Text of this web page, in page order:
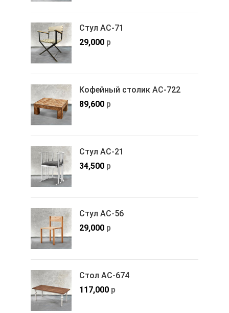
Стул АС-71
29,000 р
Кофейный столик АС-722
89,600 р
Стул АС-21
34,500 р
Стул АС-56
29,000 р
Стол АС-674
117,000 р